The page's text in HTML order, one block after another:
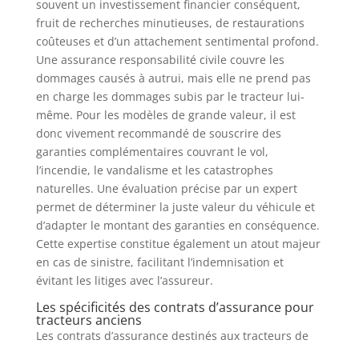
souvent un investissement financier conséquent,
fruit de recherches minutieuses, de restaurations
coûteuses et d’un attachement sentimental profond.
Une assurance responsabilité civile couvre les
dommages causés à autrui, mais elle ne prend pas
en charge les dommages subis par le tracteur lui-
même. Pour les modèles de grande valeur, il est
donc vivement recommandé de souscrire des
garanties complémentaires couvrant le vol,
l’incendie, le vandalisme et les catastrophes
naturelles. Une évaluation précise par un expert
permet de déterminer la juste valeur du véhicule et
d’adapter le montant des garanties en conséquence.
Cette expertise constitue également un atout majeur
en cas de sinistre, facilitant l’indemnisation et
évitant les litiges avec l’assureur.
Les spécificités des contrats d’assurance pour
tracteurs anciens
Les contrats d’assurance destinés aux tracteurs de